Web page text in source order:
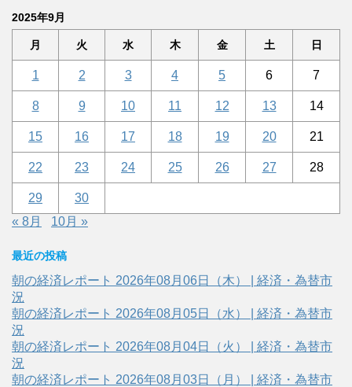
2025年9月
月 火 水 木 金 土 日
1 2 3 4 5 6 7
8 9 10 11 12 13 14
15 16 17 18 19 20 21
22 23 24 25 26 27 28
29
30
« 8月
10月 »
最近の投稿
朝の経済レポート 2026年08月06日（木） | 経済・為替市
況
朝の経済レポート 2026年08月05日（水） | 経済・為替市
況
朝の経済レポート 2026年08月04日（火） | 経済・為替市
況
朝の経済レポート 2026年08月03日（月） | 経済・為替市